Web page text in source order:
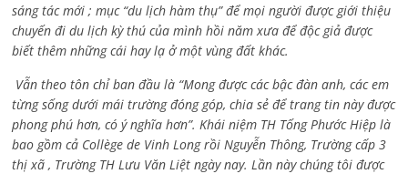
sáng tác mới ; mục “du lịch hàm thụ” để mọi người được giới thiệu
chuyến đi du lịch kỳ thú của mình hồi năm xưa để độc giả được
biết thêm những cái hay lạ ở một vùng đất khác.
Vẫn theo tôn chỉ ban đầu là “Mong được các bậc đàn anh, các em
từng sống dưới mái trường đóng góp, chia sẻ để trang tin này được
phong phú hơn, có ý nghĩa hơn”. Khái niệm TH Tống Phước Hiệp là
bao gồm cả Collège de Vinh Long rồi Nguyễn Thông, Trường cấp 3
thị xã , Trường TH Lưu Văn Liệt ngày nay. Lần này chúng tôi được